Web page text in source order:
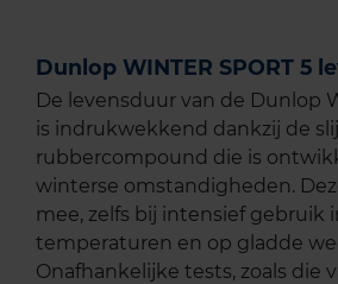
Dunlop WINTER SPORT 5
De levensduur van de Dunlop
is indrukwekkend dankzij de
rubbercompound die is
winterse omstandigheden.
mee, zelfs bij intensief gebruik
temperaturen en op gladde
Onafhankelijke tests, zoals die